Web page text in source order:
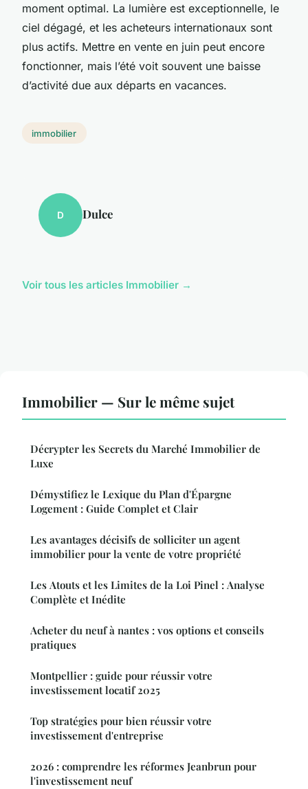
moment optimal. La lumière est exceptionnelle, le
ciel dégagé, et les acheteurs internationaux sont
plus actifs. Mettre en vente en juin peut encore
fonctionner, mais l’été voit souvent une baisse
d’activité due aux départs en vacances.
immobilier
D Dulce
Voir tous les articles Immobilier →
Immobilier — Sur le même sujet
Décrypter les Secrets du Marché Immobilier de
Luxe
Démystifiez le Lexique du Plan d'Épargne
Logement : Guide Complet et Clair
Les avantages décisifs de solliciter un agent
immobilier pour la vente de votre propriété
Les Atouts et les Limites de la Loi Pinel : Analyse
Complète et Inédite
Acheter du neuf à nantes : vos options et conseils
pratiques
Montpellier : guide pour réussir votre
investissement locatif 2025
Top stratégies pour bien réussir votre
investissement d'entreprise
2026 : comprendre les réformes Jeanbrun pour
l'investissement neuf